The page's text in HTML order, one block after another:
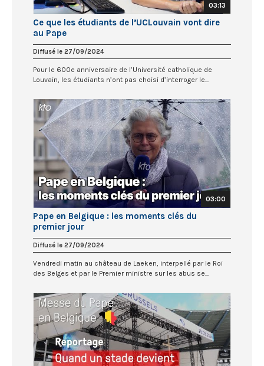
03:13
Ce que les étudiants de l’UCLouvain vont dire
au Pape
Diffusé le 27/09/2024
Pour le 600e anniversaire de l’Université catholique de
Louvain, les étudiants n’ont pas choisi d’interroger le...
03:00
Pape en Belgique : les moments clés du
premier jour
Diffusé le 27/09/2024
Vendredi matin au château de Laeken, interpellé par le Roi
des Belges et par le Premier ministre sur les abus se...